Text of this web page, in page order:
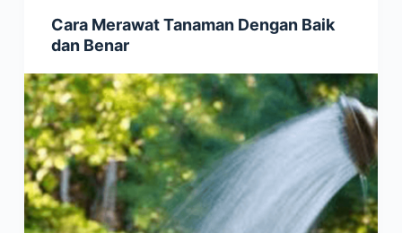
Cara Merawat Tanaman Dengan Baik
dan Benar